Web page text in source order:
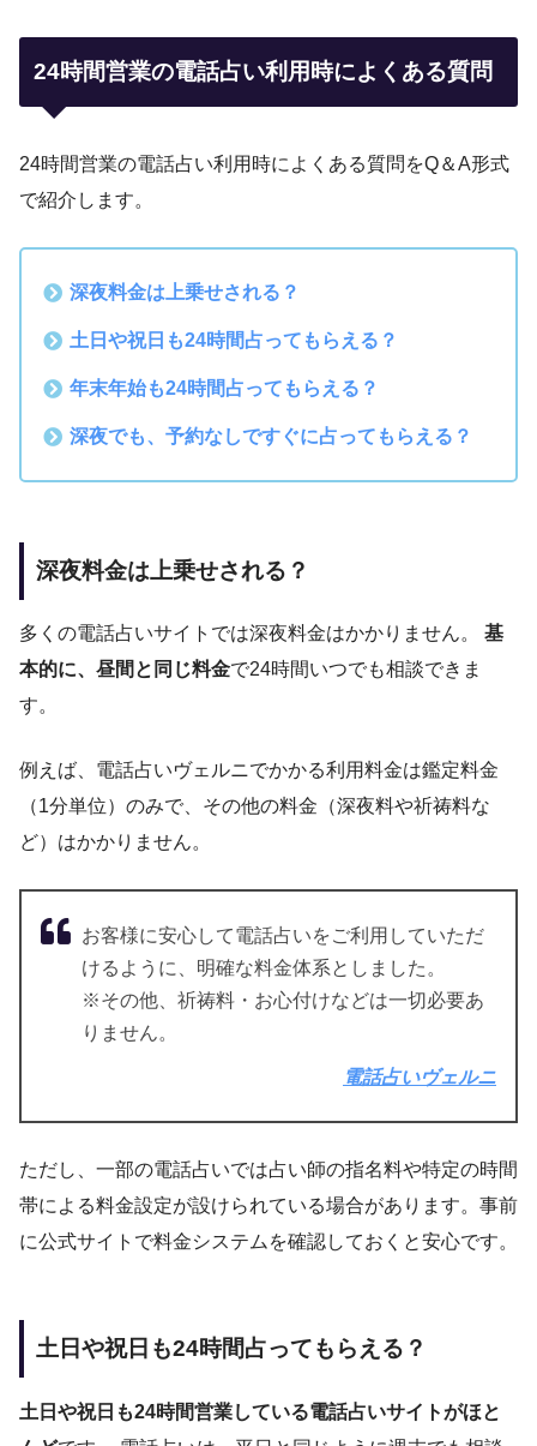
24時間営業の電話占い利用時によくある質問
24時間営業の電話占い利用時によくある質問をQ＆A形式
で紹介します。
深夜料金は上乗せされる？
土日や祝日も24時間占ってもらえる？
年末年始も24時間占ってもらえる？
深夜でも、予約なしですぐに占ってもらえる？
深夜料金は上乗せされる？
多くの電話占いサイトでは深夜料金はかかりません。
基
本的に、昼間と同じ料金で24時間いつでも相談できま
す。
例えば、電話占いヴェルニでかかる利用料金は鑑定料金
（1分単位）のみで、その他の料金（深夜料や祈祷料な
ど）はかかりません。
お客様に安心して電話占いをご利用していただ
けるように、明確な料金体系としました。
※その他、祈祷料・お心付けなどは一切必要あ
りません。
電話占いヴェルニ
ただし、一部の電話占いでは占い師の指名料や特定の時間
帯による料金設定が設けられている場合があります。事前
に公式サイトで料金システムを確認しておくと安心です。
土日や祝日も24時間占ってもらえる？
土日や祝日も24時間営業している電話占いサイトがほと